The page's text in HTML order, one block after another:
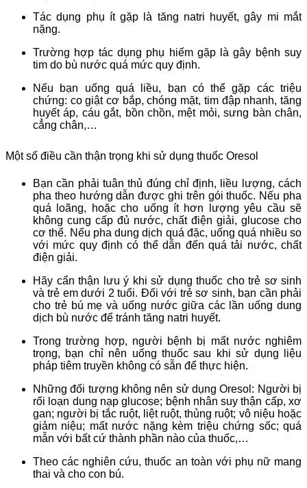
Tác dụng phụ ít gặp là tăng natri huyết, gây mi mắt
nặng.
Trường hợp tác dụng phụ hiếm gặp là gây bệnh suy
tim do bù nước quá mức quy định.
Nếu bạn uống quá liều, bạn có thể gặp các triệu
chứng: co giật cơ bắp, chóng mặt, tim đập nhanh, tăng
huyết áp, cáu gắt, bồn chồn, mệt mỏi, sưng bàn chân,
cẳng chân,…
Một số điều cần thận trọng khi sử dụng thuốc Oresol
Bạn cần phải tuân thủ đúng chỉ định, liều lượng, cách
pha theo hướng dẫn được ghi trên gói thuốc. Nếu pha
quá loãng, hoặc cho uống ít hơn lượng yêu cầu sẽ
không cung cấp đủ nước, chất điện giải, glucose cho
cơ thể. Nếu pha dung dịch quá đặc, uống quá nhiều so
với mức quy định có thể dẫn đến quá tải nước, chất
điện giải.
Hãy cẩn thận lưu ý khi sử dụng thuốc cho trẻ sơ sinh
và trẻ em dưới 2 tuổi. Đối với trẻ sơ sinh, bạn cần phải
cho trẻ bú mẹ và uống nước giữa các lần uống dung
dịch bù nước để tránh tăng natri huyết.
Trong trường hợp, người bệnh bị mất nước nghiêm
trọng, bạn chỉ nên uống thuốc sau khi sử dụng liệu
pháp tiêm truyền không có sẵn để thực hiện.
Những đối tượng không nên sử dụng Oresol: Người bị
rối loạn dung nạp glucose; bệnh nhân suy thận cấp, xơ
gan; người bị tắc ruột, liệt ruột, thủng ruột; vô niệu hoặc
giảm niệu; mất nước nặng kèm triệu chứng sốc; quá
mẫn với bất cứ thành phần nào của thuốc,…
Theo các nghiên cứu, thuốc an toàn với phụ nữ mang
thai và cho con bú.